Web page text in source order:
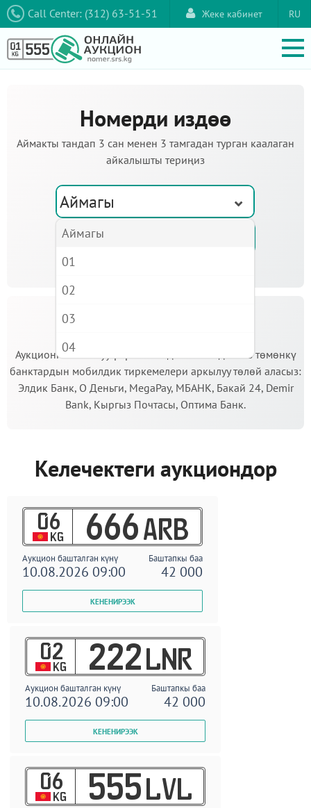
Call Center: (312) 63-51-51 RU
Жеке кабинет
Номерди издөө
Аймакты тандап 3 сан менен 3 тамгадан турган каалаган
айкалышты териңиз
Аймагы
Аукционго катышуу үчүн кепилдик салымды Сиз төмөнкү
банктардын мобилдик тиркемелери аркылуу төлөй аласыз:
Элдик Банк, О Деньги, MegaPay, МБАНК, Бакай 24, Demir
Bank, Кыргыз Почтасы, Оптима Банк.
Келечектеги аукциондор
06
KG 666 ARB
Аукцион башталган күнү Баштапкы баа
10.08.2026 09:00 42 000
02
KG 222 LNR
Аукцион башталган күнү Баштапкы баа
10.08.2026 09:00 42 000
06
KG 555 LVL
Аймагы
01
02
03
04
05
06